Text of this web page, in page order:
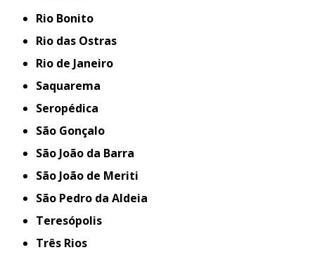
Rio Bonito
Rio das Ostras
Rio de Janeiro
Saquarema
Seropédica
São Gonçalo
São João da Barra
São João de Meriti
São Pedro da Aldeia
Teresópolis
Três Rios